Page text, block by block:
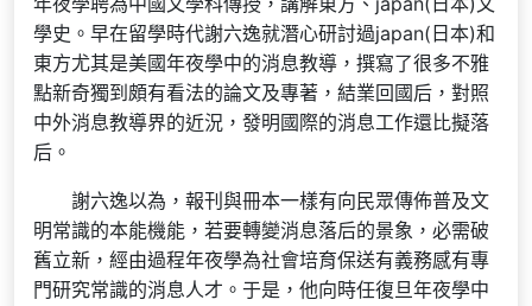
學史。早在留學時代謝六逸就潛心研討過japan(日本)和
東方尤其是美國年夜學中的消息教導，撰寫了很多不雅
點新奇獨到頗有看法的論文及專著，結業回國后，對照
中外消息教導界的近況，發明國際的消息工作還比擬落
后。
謝六逸以為，報刊與冊本一樣有向民眾傳佈普及文
明常識的本能機能，若要轉變消息落后的景象，必需破
舊立新，經由過程年夜學為社會培育保送有義務感有專
門研究常識的消息人才。于是，他向時任復旦年夜學中